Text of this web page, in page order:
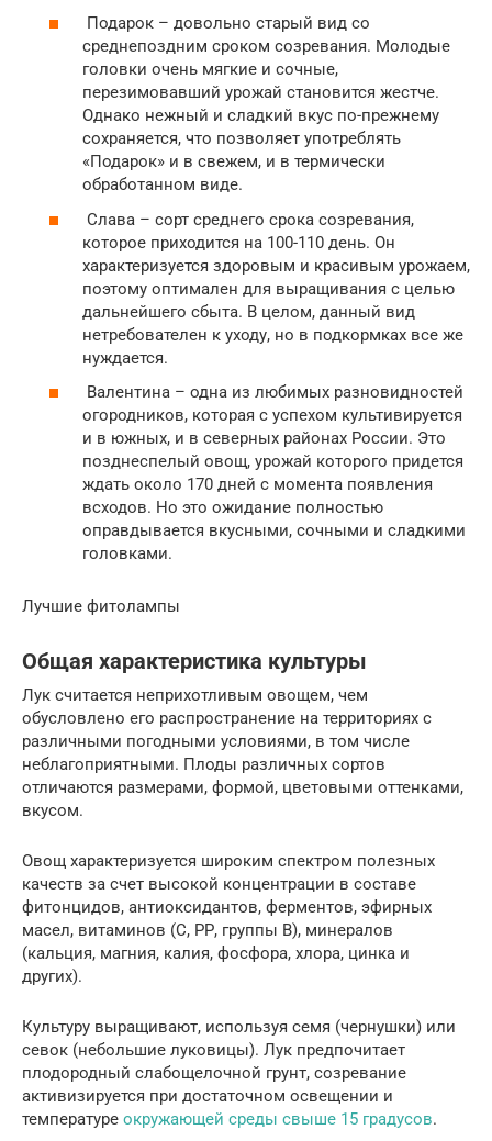
Подарок – довольно старый вид со
среднепоздним сроком созревания. Молодые
головки очень мягкие и сочные,
перезимовавший урожай становится жестче.
Однако нежный и сладкий вкус по-прежнему
сохраняется, что позволяет употреблять
«Подарок» и в свежем, и в термически
обработанном виде.
Слава – сорт среднего срока созревания,
которое приходится на 100-110 день. Он
характеризуется здоровым и красивым урожаем,
поэтому оптимален для выращивания с целью
дальнейшего сбыта. В целом, данный вид
нетребователен к уходу, но в подкормках все же
нуждается.
Валентина – одна из любимых разновидностей
огородников, которая с успехом культивируется
и в южных, и в северных районах России. Это
позднеспелый овощ, урожай которого придется
ждать около 170 дней с момента появления
всходов. Но это ожидание полностью
оправдывается вкусными, сочными и сладкими
головками.
Лучшие фитолампы
Общая характеристика культуры
Лук считается неприхотливым овощем, чем
обусловлено его распространение на территориях с
различными погодными условиями, в том числе
неблагоприятными. Плоды различных сортов
отличаются размерами, формой, цветовыми оттенками,
вкусом.
Овощ характеризуется широким спектром полезных
качеств за счет высокой концентрации в составе
фитонцидов, антиоксидантов, ферментов, эфирных
масел, витаминов (С, РР, группы В), минералов
(кальция, магния, калия, фосфора, хлора, цинка и
других).
Культуру выращивают, используя семя (чернушки) или
севок (небольшие луковицы). Лук предпочитает
плодородный слабощелочной грунт, созревание
активизируется при достаточном освещении и
температуре окружающей среды свыше 15 градусов.